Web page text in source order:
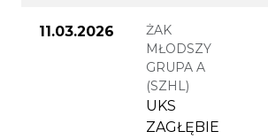
11.03.2026
ŻAK
MŁODSZY
GRUPA A
(SZHL)
UKS
ZAGŁĘBIE